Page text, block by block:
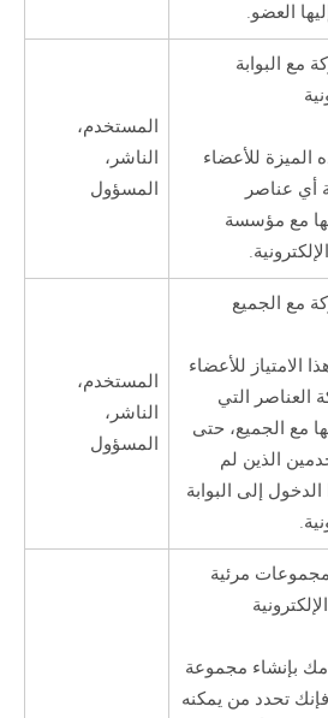
العضو.
مع البوابة
الميزة للأعضاء
أي عناصر
مع مؤسسة
المستخدم،
الناشر،
المسؤول
مع الجميع
الامتياز للأعضاء
العناصر التي
مع الجميع، حتى
الذين لم
إلى البوابة
المستخدم،
الناشر،
المسؤول
مرئية
بإنشاء مجموعة
فإنك تحدد من يمكنه